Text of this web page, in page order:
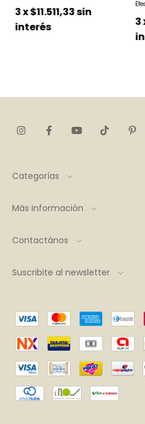
3x$11.511,33sin
interés
3
Categorías
Más información
Contactános
Suscribite al newsletter